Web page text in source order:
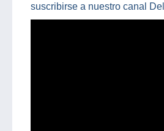
suscribirse a nuestro canal